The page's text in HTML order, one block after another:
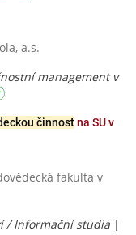
a.s.
management v
činnostna SU v
fakulta v
/ Informační studia |